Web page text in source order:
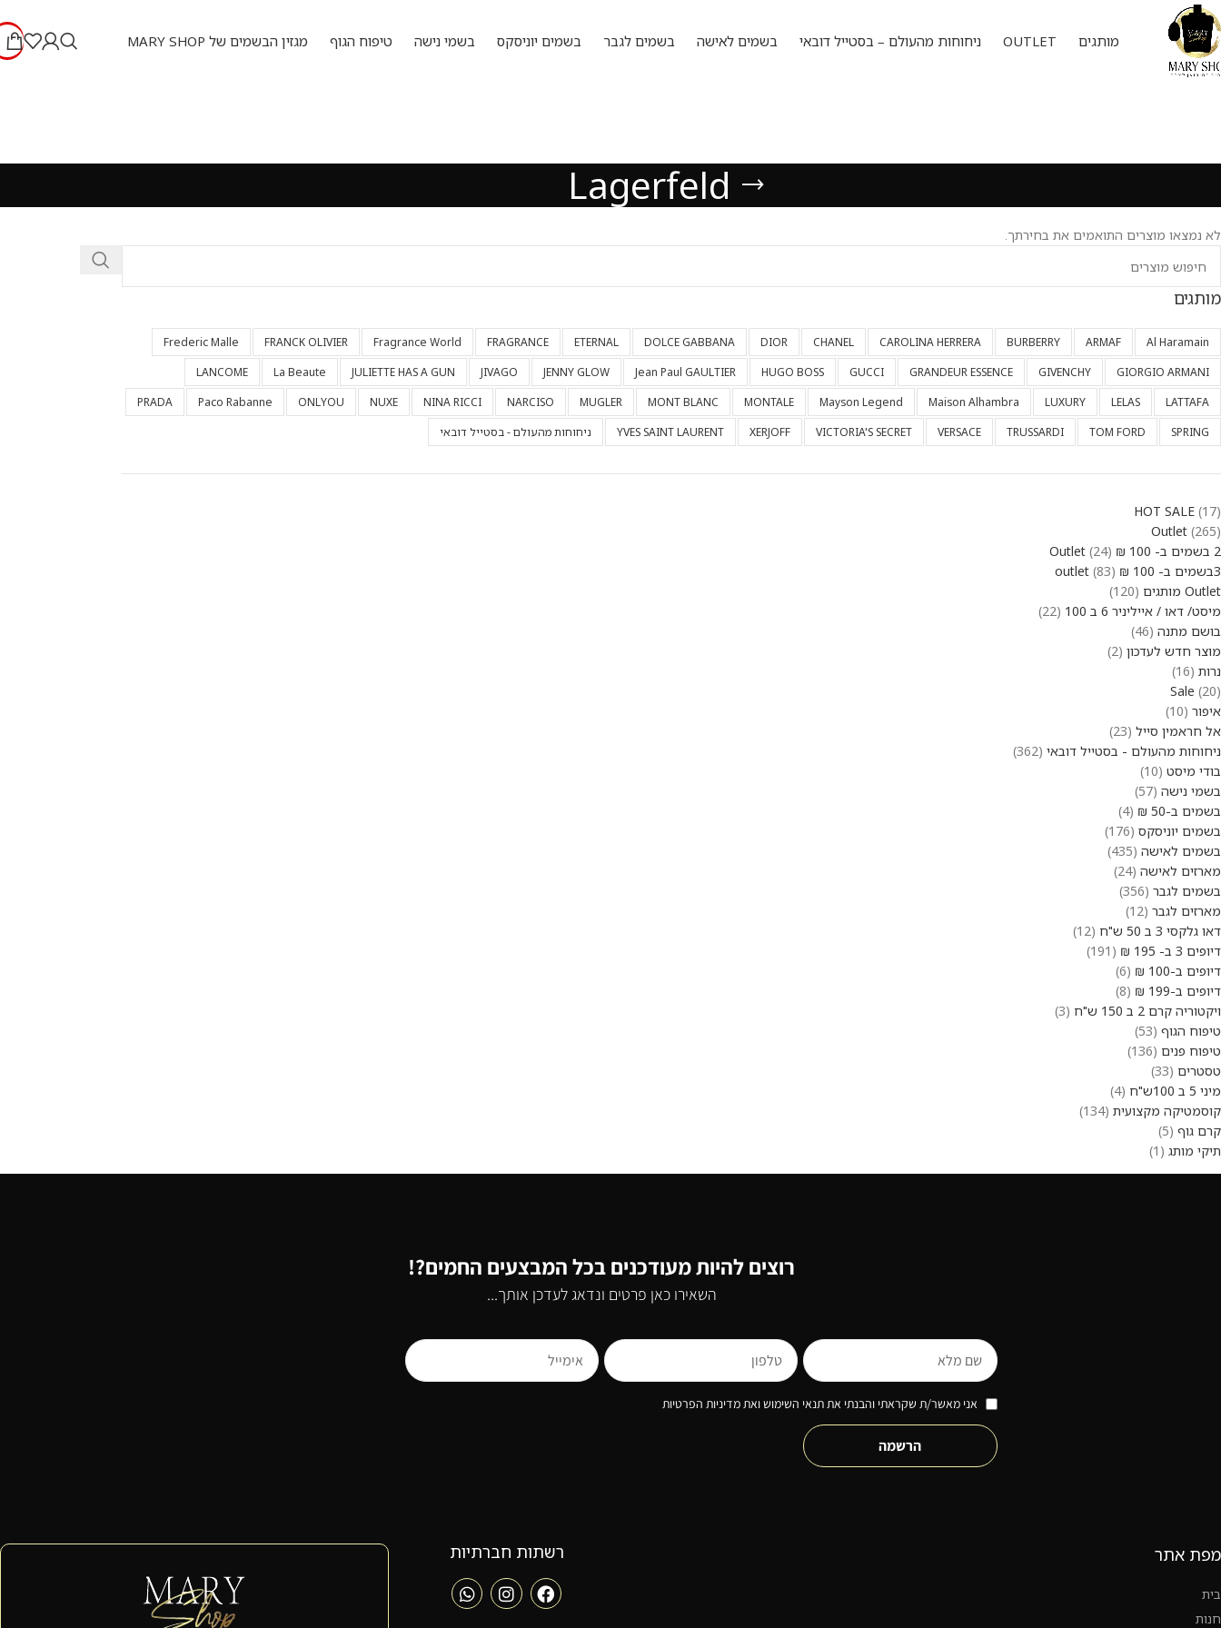
מותגים OUTLET ניחוחות מהעולם – בסטייל דובאי בשמים לאישה בשמים לגבר בשמים יוניסקס בשמי נישה טיפוח הגוף מגזין הבשמים של MARY SHOP
Lagerfeld
לא נמצאו מוצרים התואמים את בחירתך.
מותגים
Al Haramain
ARMAF
BURBERRY
CAROLINA HERRERA
CHANEL
DIOR
DOLCE GABBANA
ETERNAL
FRAGRANCE
Fragrance World
FRANCK OLIVIER
Frederic Malle
GIORGIO ARMANI
GIVENCHY
GRANDEUR ESSENCE
GUCCI
HUGO BOSS
Jean Paul GAULTIER
JENNY GLOW
JIVAGO
JULIETTE HAS A GUN
La Beaute
LANCOME
LATTAFA
LELAS
LUXURY
Maison Alhambra
Mayson Legend
MONTALE
MONT BLANC
MUGLER
NARCISO
NINA RICCI
NUXE
ONLYOU
Paco Rabanne
PRADA
SPRING
TOM FORD
TRUSSARDI
VERSACE
VICTORIA'S SECRET
XERJOFF
YVES SAINT LAURENT ניחוחות מהעולם - בסטייל דובאי
HOT SALE 17
Outlet 265
2 בשמים ב- 100 ₪ Outlet
24
3בשמים ב- 100 ₪ outlet
83
Outlet מותגים
120
מיסט/ דאו / אייליניר 6 ב 100
22
בושם מתנה 46
מוצר חדש לעדכון 2
נרות 16
Sale 20
איפור 10
אל חראמין סייל 23
ניחוחות מהעולם - בסטייל דובאי 362
בודי מיסט 10
בשמי נישה 57
בשמים ב-50 ₪
4
בשמים יוניסקס 176
בשמים לאישה 435
מארזים לאישה 24
בשמים לגבר 356
מארזים לגבר 12
דאו גלקסי 3 ב 50 ש"ח
12
דיופים 3 ב- 195 ₪
191
דיופים ב-100 ₪
6
דיופים ב-199 ₪
8
ויקטוריה קרם 2 ב 150 ש"ח
3
טיפוח הגוף 53
טיפוח פנים 136
טסטרים 33
מיני 5 ב 100ש"ח
4
קוסמטיקה מקצועית 134
קרם גוף 5
תיקי מותג
1
רוצים להיות מעודכנים בכל המבצעים החמים?!
השאירו כאן פרטים ונדאג לעדכן אותך...
אני מאשר/ת שקראתי והבנתי את תנאי השימוש ואת מדיניות הפרטיות
הרשמה
מפת אתר
בית
חנות
רשתות חברתיות